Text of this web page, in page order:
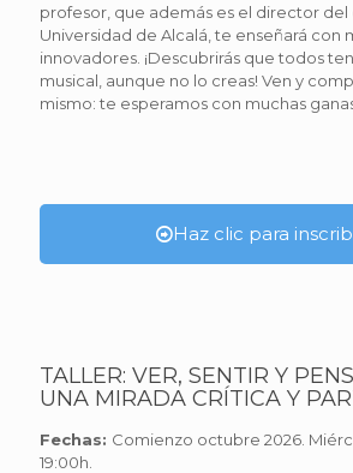
profesor, que además es el director del
Universidad de Alcalá, te enseñará con
innovadores. ¡Descubrirás que todos
musical, aunque no lo creas! Ven y
mismo: te esperamos con muchas
Haz clic para
TALLER: VER, SENTIR Y
UNA MIRADA CRÍTICA Y
Fechas: Comienzo octubre 2026.
19:00h.